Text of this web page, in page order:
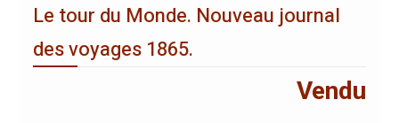
Le tour du Monde. Nouveau journal
des voyages 1865.
Vendu